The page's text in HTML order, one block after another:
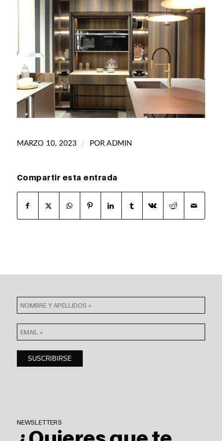
MARZO 10, 2023 / PORADMIN
Compartir esta entrada
NEWSLETTERS